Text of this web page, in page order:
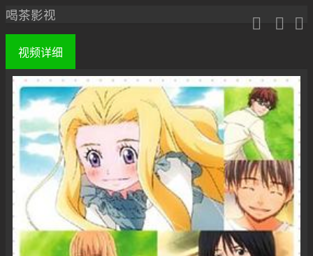



喝茶影视
视频详细